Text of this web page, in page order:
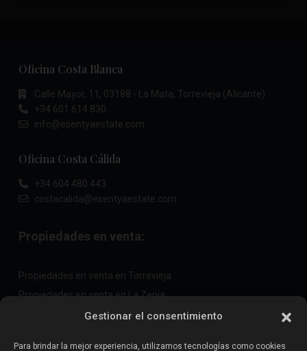
Gestionar el consentimiento
Para brindar la mejor experiencia, utilizamos tecnologías como cookies
Oficina Costa Blanca
Calle Mayor, 11, 03188 - La Mata, Torrevieja (Alicante)
+34 601 614 830
info@esentyaestate.com
Oficina Costa Cálida
+34 604 480 443
costacalida@esentyaestate.com
Propiedades en venta:
Propiedades en venta en Torrevieja
Propiedades en venta en La Zenia
Propiedades en venta en Cabo Roig